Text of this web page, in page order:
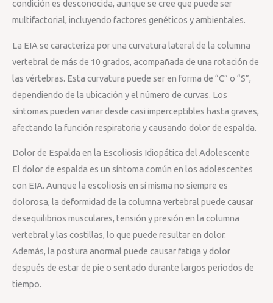
condición es desconocida, aunque se cree que puede ser
multifactorial, incluyendo factores genéticos y ambientales.
La EIA se caracteriza por una curvatura lateral de la columna
vertebral de más de 10 grados, acompañada de una rotación de
las vértebras. Esta curvatura puede ser en forma de “C” o “S”,
dependiendo de la ubicación y el número de curvas. Los
síntomas pueden variar desde casi imperceptibles hasta graves,
afectando la función respiratoria y causando dolor de espalda.
Dolor de Espalda en la Escoliosis Idiopática del Adolescente
El dolor de espalda es un síntoma común en los adolescentes
con EIA. Aunque la escoliosis en sí misma no siempre es
dolorosa, la deformidad de la columna vertebral puede causar
desequilibrios musculares, tensión y presión en la columna
vertebral y las costillas, lo que puede resultar en dolor.
Además, la postura anormal puede causar fatiga y dolor
después de estar de pie o sentado durante largos períodos de
tiempo.